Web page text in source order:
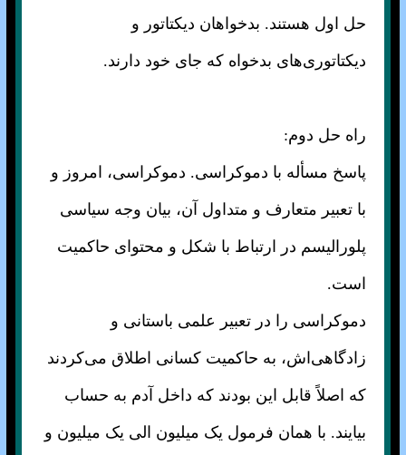
حل اول هستند. بدخواهان دیکتاتور و
دیکتاتوری‌های بدخواه که جای خود دارند.
راه حل دوم:
پاسخ مسأله با دموکراسی. دموکراسی، امروز و
با تعبیر متعارف و متداول آن، بیان وجه سیاسی
پلورالیسم در ارتباط با شکل و محتوای حاکمیت
است.
دموکراسی را در تعبیر علمی باستانی و
زادگاهی‌اش، به حاکمیت کسانی اطلاق می‌کردند
که اصلاً قابل این بودند که داخل آدم به حساب
بیایند. با همان فرمول یک میلیون الی یک میلیون و